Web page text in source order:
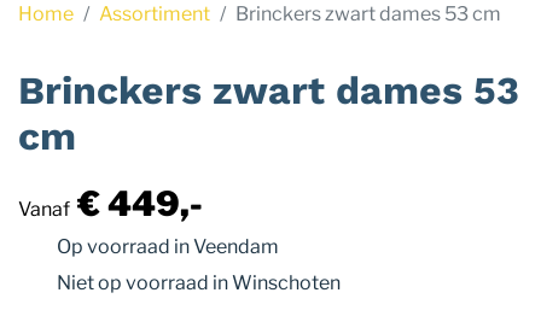
Home Assortiment Brinckers zwart dames 53 cm
Brinckers zwart dames 53
cm
Vanaf € 449,-
Op voorraad in Veendam
Niet op voorraad in Winschoten